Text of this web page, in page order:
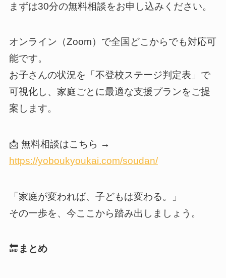
まずは30分の無料相談をお申し込みください。
オンライン（Zoom）で全国どこからでも対応可
能です。
お子さんの状況を「不登校ステージ判定表」で
可視化し、家庭ごとに最適な支援プランをご提
案します。
📩 無料相談はこちら →
https://yoboukyoukai.com/soudan/
「家庭が変われば、子どもは変わる。」
その一歩を、今ここから踏み出しましょう。
🔚 まとめ